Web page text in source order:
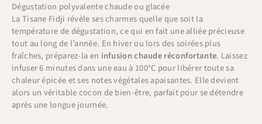
Dégustation polyvalente chaude ou glacée
La Tisane Fidji révèle ses charmes quelle que soit la
température de dégustation, ce qui en fait une alliée précieuse
tout au long de l’année. En hiver ou lors des soirées plus
fraîches, préparez-la en infusion chaude réconfortante. Laissez
infuser 6 minutes dans une eau à 100°C pour libérer toute sa
chaleur épicée et ses notes végétales apaisantes. Elle devient
alors un véritable cocon de bien-être, parfait pour se détendre
après une longue journée.